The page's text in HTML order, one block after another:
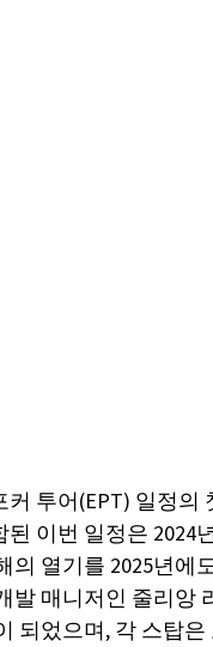
투어(EPT) 일정
이번 일정은 2024
의 열기를 2025년
발 매니저인 줄리앙
되었으며, 각 스탑